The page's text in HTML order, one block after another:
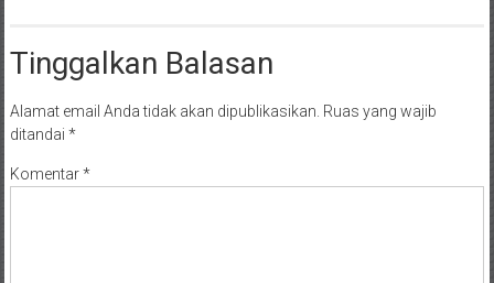
Tinggalkan Balasan
Alamat email Anda tidak akan dipublikasikan. Ruas yang wajib
ditandai *
Komentar*